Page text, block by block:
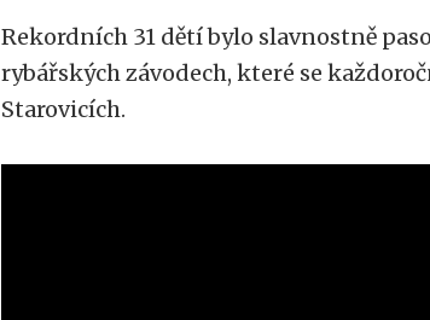
Rekordních 31 dětí bylo slavnostně
rybářských závodech, které se
Starovicích.